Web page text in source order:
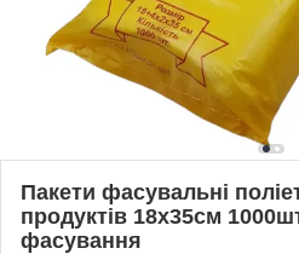
Пакети фасувальні
продуктів 18х35см
фасування